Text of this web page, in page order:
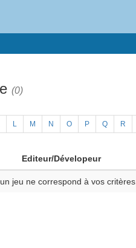
(0)
L M N O P Q R
Editeur/Dévelopeur
jeu ne correspond à vos critères.